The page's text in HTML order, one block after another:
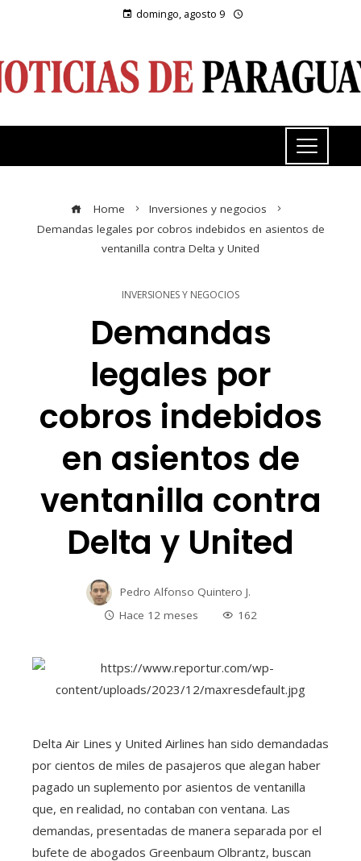
domingo, agosto 9
Home
Inversiones y negocios
Demandas legales por cobros indebidos en asientos de
ventanilla contra Delta y United
INVERSIONES Y NEGOCIOS
Demandas
legales por
cobros indebidos
en asientos de
ventanilla contra
Delta y United
Pedro Alfonso Quintero J.
Hace 12 meses
162
Delta Air Lines y United Airlines han sido demandadas
por cientos de miles de pasajeros que alegan haber
pagado un suplemento por asientos de ventanilla
que, en realidad, no contaban con ventana. Las
demandas, presentadas de manera separada por el
bufete de abogados Greenbaum Olbrantz, buscan